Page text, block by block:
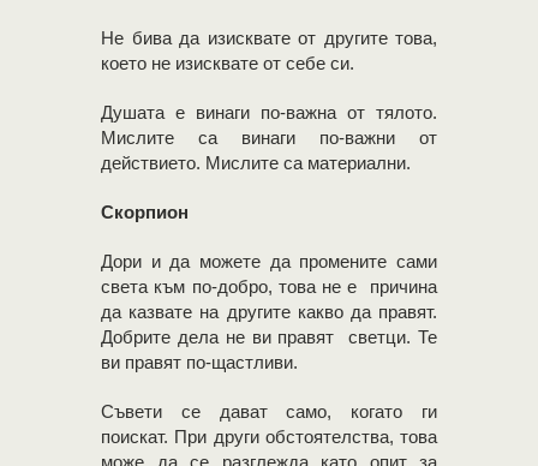
Не бива да изисквате от другите това,
което не изисквате от себе си.
Душата е винаги по-важна от тялото.
Мислите са винаги по-важни от
действието. Мислите са материални.
Скорпион
Дори и да можете да промените сами
света към по-добро, това не е причина
да казвате на другите какво да правят.
Добрите дела не ви правят светци. Те
ви правят по-щастливи.
Съвети се дават само, когато ги
поискат. При други обстоятелства, това
може да се разглежда като опит за